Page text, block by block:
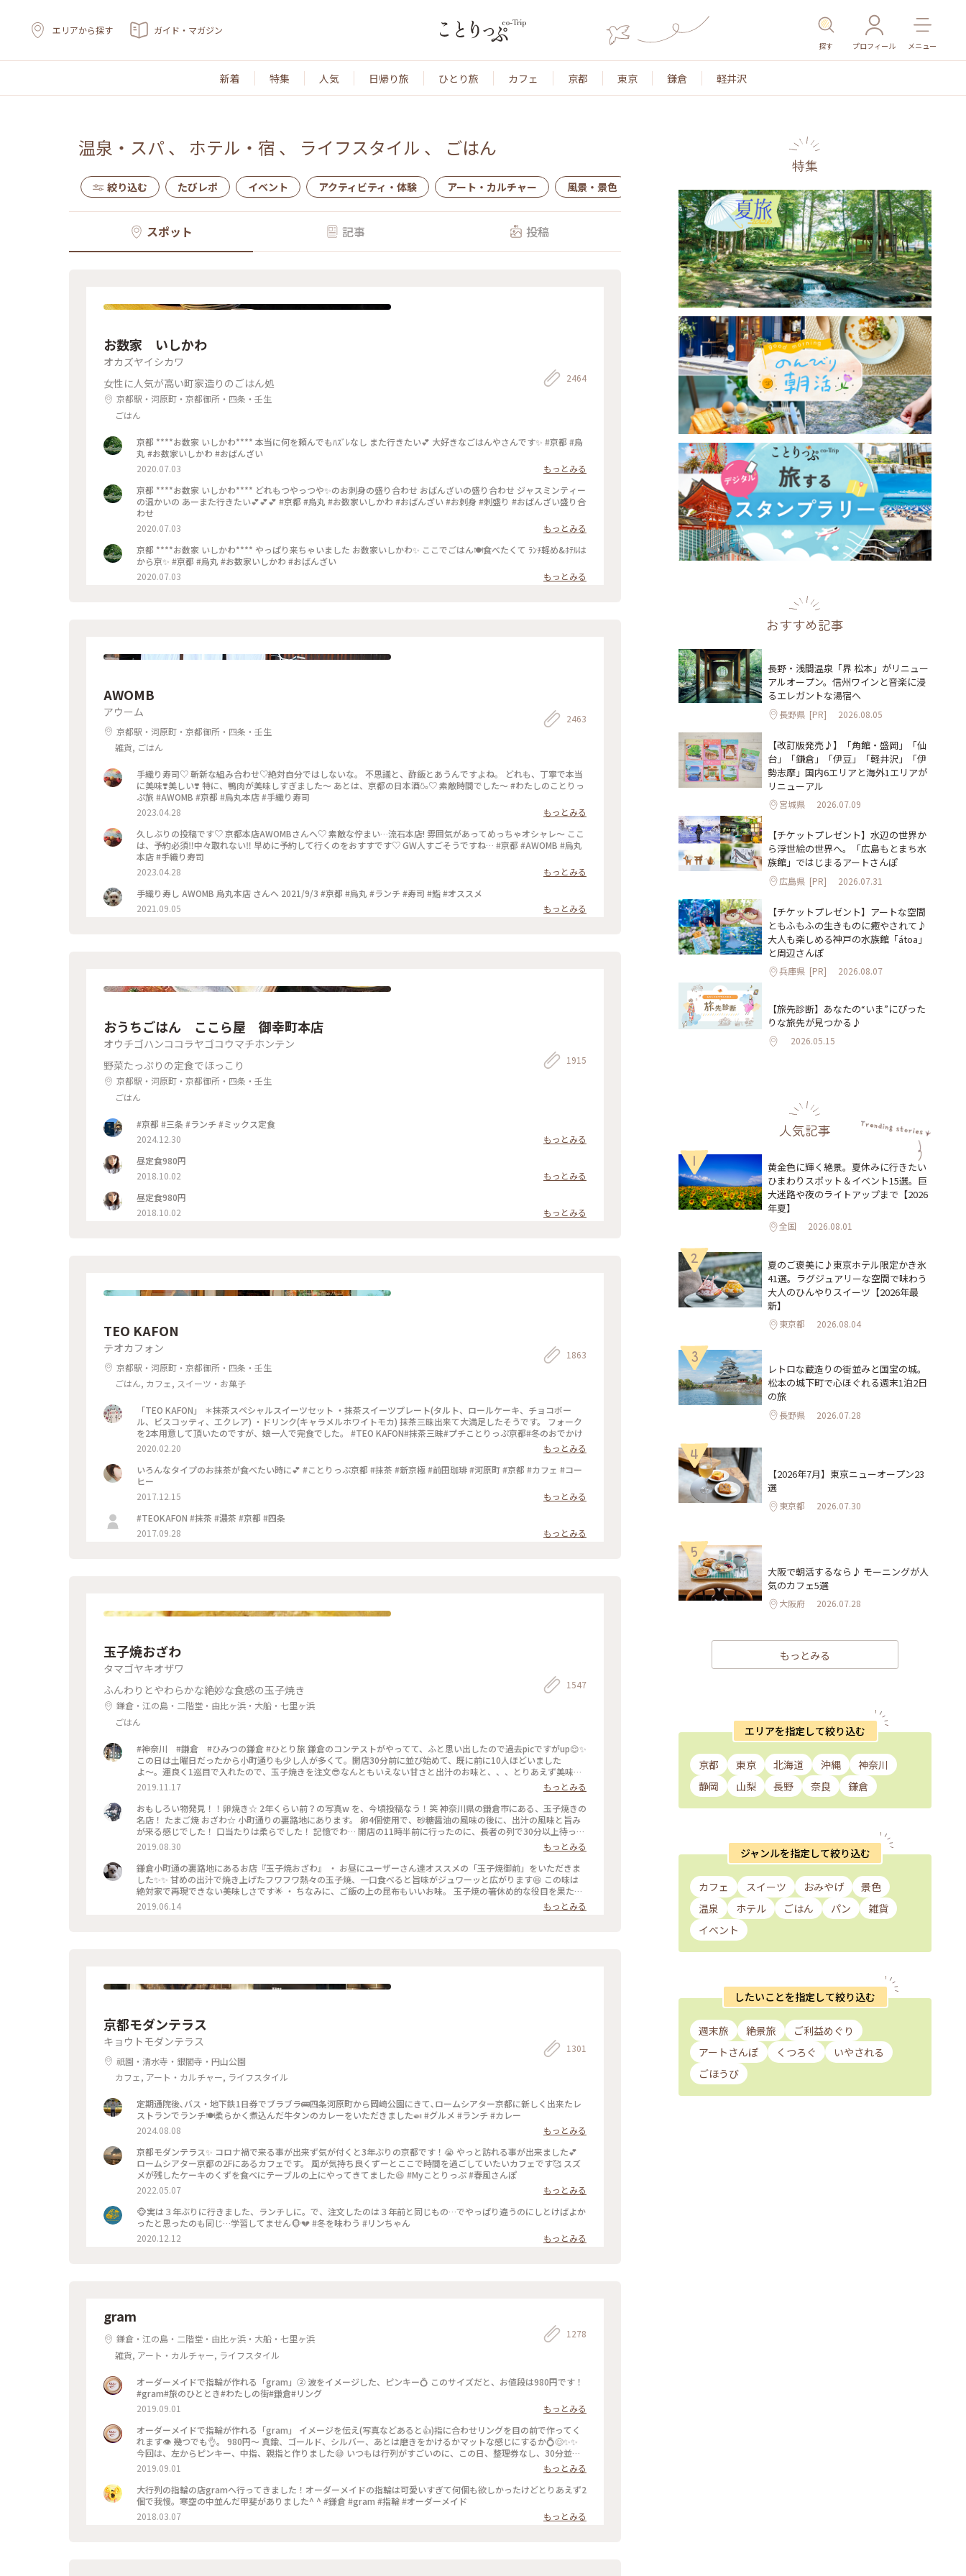
エリアから探す ガイド・マガジン
探す プロフィール メニュー
新着 特集 人気 日帰り旅 ひとり旅 カフェ 京都 東京 鎌倉 軽井沢
温泉・スパ 、 ホテル・宿 、 ライフスタイル 、 ごはん
絞り込む たびレポ イベント アクティビティ・体験 アート・カルチャー 風景・景色 名所・旧跡 温泉・スパ その他施設 ごはん
スポット 記事 投稿
お数家 いしかわ
オカズヤイシカワ
女性に人気が高い町家造りのごはん処
京都駅・河原町・京都御所・四条・壬生
ごはん
2464
京都 ****お数家 いしかわ**** 本当に何を頼んでもﾊｽﾞﾚなし また行きたい💕 大好きなごはんやさんです✨ #京都 #烏
丸 #お数家いしかわ #おばんざい
2020.07.03
もっとみる
京都 ****お数家 いしかわ**** どれもつやっつや✨のお刺身の盛り合わせ おばんざいの盛り合わせ ジャスミンティー
の温かいの あーまた行きたい💕💕💕 #京都 #烏丸 #お数家いしかわ #おばんざい #お刺身 #刺盛り #おばんざい盛り合
わせ
2020.07.03
もっとみる
京都 ****お数家 いしかわ**** やっぱり来ちゃいました お数家いしかわ✨ ここでごはん🍽️食べたくて ﾗﾝﾁ軽め&ﾎﾃﾙは
から京✨ #京都 #烏丸 #お数家いしかわ #おばんざい
2020.07.03
もっとみる
AWOMB
アウーム
京都駅・河原町・京都御所・四条・壬生
雑貨, ごはん
2463
手織り寿司♡ 斬新な組み合わせ♡絶対自分ではしないな。 不思議と、酢飯とあうんですよね。 どれも、丁寧で本当
に美味❣️美しい❣️ 特に、鴨肉が美味しすぎました〜 あとは、京都の日本酒🍶♡ 素敵時間でした〜 #わたしのことりっ
ぷ旅 #AWOMB #京都 #烏丸本店 #手織り寿司
2023.04.28
もっとみる
久しぶりの投稿です♡ 京都本店AWOMBさんへ♡ 素敵な佇まい…流石本店! 雰囲気があってめっちゃオシャレ〜 ここ
は、予約必須‼︎中々取れない‼︎ 早めに予約して行くのをおすすです♡ GW人すごそうですね… #京都 #AWOMB #烏丸
本店 #手織り寿司
2023.04.28
もっとみる
手織り寿し AWOMB 烏丸本店 さんへ 2021/9/3 #京都 #烏丸 #ランチ #寿司 #鮨 #オススメ
2021.09.05
もっとみる
おうちごはん ここら屋 御幸町本店
オウチゴハンココラヤゴコウマチホンテン
野菜たっぷりの定食でほっこり
京都駅・河原町・京都御所・四条・壬生
ごはん
1915
#京都 #三条 #ランチ #ミックス定食
2024.12.30
もっとみる
昼定食980円
2018.10.02
もっとみる
昼定食980円
2018.10.02
もっとみる
TEO KAFON
テオカフォン
京都駅・河原町・京都御所・四条・壬生
ごはん, カフェ, スイーツ・お菓子
1863
「TEO KAFON」 ＊抹茶スペシャルスイーツセット ・抹茶スイーツプレート(タルト、ロールケーキ、チョコボー
ル、ビスコッティ、エクレア) ・ドリンク(キャラメルホワイトモカ) 抹茶三昧出来て大満足したそうです。 フォーク
を2本用意して頂いたのですが、娘一人で完食でした。 #TEO KAFON#抹茶三昧#プチことりっぷ京都#冬のおでかけ
2020.02.20
もっとみる
いろんなタイプのお抹茶が食べたい時に💕 #ことりっぷ京都 #抹茶 #新京極 #前田珈琲 #河原町 #京都 #カフェ #コー
ヒー
2017.12.15
もっとみる
#TEOKAFON #抹茶 #濃茶 #京都 #四条
2017.09.28
もっとみる
玉子焼おざわ
タマゴヤキオザワ
ふんわりとやわらかな絶妙な食感の玉子焼き
鎌倉・江の島・二階堂・由比ヶ浜・大船・七里ヶ浜
ごはん
1547
#神奈川 #鎌倉 #ひみつの鎌倉 #ひとり旅 鎌倉のコンテストがやってて、ふと思い出したので過去picですがup😌✨
この日は土曜日だったから小町通りも少し人が多くて。開店30分前に並び始めて、既に前に10人ほどいました
よ〜。運良く1巡目で入れたので、玉子焼きを注文😎なんともいえない甘さと出汁のお味と、、、とりあえず美味😂
笑！また機会があれば行きたいなあ。
2019.11.17
もっとみる
おもしろい物発見！！卵焼き☆ 2年くらい前？の写真w を、今頃投稿なう！笑 神奈川県の鎌倉市にある、玉子焼きの
名店！ たまご焼 おざわ☆ 小町通りの裏路地にあります。 卵4個使用で、砂糖醤油の風味の後に、出汁の風味と旨み
が来る感じでした！ 口当たりは柔らでした！ 記憶でわ… 開店の11時半前に行ったのに、長者の列で30分以上待った
記憶が… 懐かし～ また、食べに行きたいな～ #神奈川 #鎌倉 #玉子焼き #おざわ #御膳 #名店 #小町通り #裏 #過去
2019.08.30
もっとみる
鎌倉小町通の裏路地にあるお店『玉子焼おざわ』 ・ お昼にユーザーさん達オススメの「玉子焼御前」をいただきま
した✨✨ 甘めの出汁で焼き上げたフワフワ熱々の玉子焼、一口食べると旨味がジュワーッと広がります😆 この味は
絶対家で再現できない美味しさです🌟 ・ ちなみに、ご飯の上の昆布もいいお味。 玉子焼の箸休め的な役目を果たし
ていますよ😊 鎌倉に行かれた時はぜひご賞味あれ！ #玉子焼おざわ #玉子焼御前 #鎌倉 #小町通り
2019.06.14 もっとみる
京都モダンテラス
キョウトモダンテラス
祇園・清水寺・銀閣寺・円山公園
カフェ, アート・カルチャー, ライフスタイル
1301
定期通院後､バス・地下鉄1日券でブラブラ🚌四条河原町から岡崎公園にきて､ロームシアター京都に新しく出来たレ
ストランでランチ🍽️柔らかく煮込んだ牛タンのカレーをいただきました🍛 #グルメ #ランチ #カレー
2024.08.08
もっとみる
京都モダンテラス✨ コロナ禍で来る事が出来ず気が付くと3年ぶりの京都です！😭 やっと訪れる事が出来ました💕
ロームシアター京都の2Fにあるカフェです。 風が気持ち良くずーとここで時間を過ごしていたいカフェです🥰 スズ
メが残したケーキのくずを食べにテーブルの上にやってきてました😆 #Myことりっぷ #春風さんぽ
2022.05.07
もっとみる
🐵実は３年ぶりに行きました、ランチしに。で、注文したのは３年前と同じもの…でやっぱり違うのにしとけばよか
ったと思ったのも同じ…学習してません🐵💔 #冬を味わう #リンちゃん
2020.12.12
もっとみる
gram
鎌倉・江の島・二階堂・由比ヶ浜・大船・七里ヶ浜
雑貨, アート・カルチャー, ライフスタイル
1278
オーダーメイドで指輪が作れる「gram」② 波をイメージした、ピンキー💍 このサイズだと、お値段は980円です！
#gram#旅のひととき#わたしの街#鎌倉#リング
2019.09.01
もっとみる
オーダーメイドで指輪が作れる「gram」 イメージを伝え(写真などあると👍)指に合わせリングを目の前で作ってく
れます👁 幾つでも👌。 980円〜 真鍮、ゴールド、シルバー、あとは磨きをかけるかマットな感じにするか💍😊✨✨
今回は、左からピンキー、中指、親指と作りました😅 いつもは行列がすごいのに、この日、整理券なし、30分並び
入れました😱😱‼️(平日の夕方) 皆さん、カップルもいだけど、グループで来られ旅の思い出に作られたりしている方
が多かったです😊 まさか、入れると思わなかったので、待ち時間に情報収集し勢いで作ったリング。それでも、な
んだか愛着がわきますね… 次は、重ね付けられるのを作ろうかなぁ… #gram#旅のひととき#わたしの街#鎌倉#リン
グ
2019.09.01
もっとみる
大行列の指輪の店gramへ行ってきました！オーダーメイドの指輪は可愛いすぎて何個も欲しかったけどとりあえず2
個で我慢。寒空の中並んだ甲斐がありました^ ^ #鎌倉 #gram #指輪 #オーダーメイド
2018.03.07
もっとみる
特集
おすすめ記事
長野・浅間温泉「界 松本」がリニュー
アルオープン。信州ワインと音楽に浸
るエレガントな湯宿へ
長野県 [PR] 2026.08.05
【改訂版発売♪】「角館・盛岡」「仙
台」「鎌倉」「伊豆」「軽井沢」「伊
勢志摩」国内6エリアと海外1エリアが
リニューアル
宮城県 2026.07.09
【チケットプレゼント】水辺の世界か
ら浮世絵の世界へ。「広島もとまち水
族館」ではじまるアートさんぽ
広島県 [PR] 2026.07.31
【チケットプレゼント】アートな空間
ともふもふの生きものに癒やされて♪
大人も楽しめる神戸の水族館「átoa」
と周辺さんぽ
兵庫県 [PR] 2026.08.07
【旅先診断】あなたの“いま”にぴった
りな旅先が見つかる♪
2026.05.15
人気記事
1
黄金色に輝く絶景。夏休みに行きたい
ひまわりスポット＆イベント15選。巨
大迷路や夜のライトアップまで【2026
年夏】
全国 2026.08.01
2
夏のご褒美に♪東京ホテル限定かき氷
41選。ラグジュアリーな空間で味わう
大人のひんやりスイーツ【2026年最
新】
東京都 2026.08.04
3
レトロな蔵造りの街並みと国宝の城。
松本の城下町で心ほぐれる週末1泊2日
の旅
長野県 2026.07.28
4
【2026年7月】東京ニューオープン23
選
東京都 2026.07.30
5
大阪で朝活するなら♪ モーニングが人
気のカフェ5選
大阪府 2026.07.28
もっとみる
エリアを指定して絞り込む
京都 東京 北海道 沖縄
神奈川
静岡
山梨 長野 奈良 鎌倉
ジャンルを指定して絞り込む
カフェ スイーツ おみやげ
景色
温泉
ホテル ごはん パン
雑貨
イベント
したいことを指定して絞り込む
週末旅 絶景旅
ご利益めぐり
アートさんぽ
くつろぐ
いやされる
ごほうび